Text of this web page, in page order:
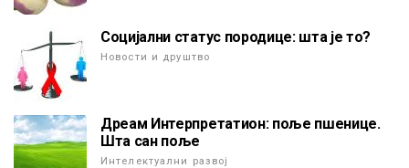
Социјални статус породице: шта је то?
Новости и друштво
Дреам Интерпретатион: поље пшенице.
Шта сан поље
Интелектуални развој